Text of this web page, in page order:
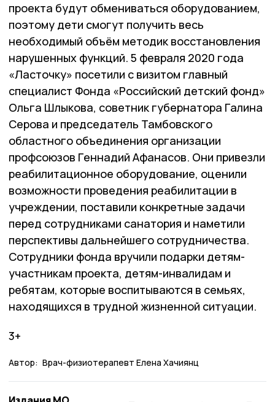
проекта будут обмениваться оборудованием,
поэтому дети смогут получить весь
необходимый объём методик восстановления
нарушенных функций. 5 февраля 2020 года
«Ласточку» посетили с визитом главный
специалист Фонда «Российский детский фонд»
Ольга Шлыкова, советник губернатора Галина
Серова и председатель Тамбовского
областного объединения организации
профсоюзов Геннадий Афанасов. Они привезли
реабилитационное оборудование, оценили
возможности проведения реабилитации в
учреждении, поставили конкретные задачи
перед сотрудниками санатория и наметили
перспективы дальнейшего сотрудничества.
Сотрудники фонда вручили подарки детям-
участникам проекта, детям-инвалидам и
ребятам, которые воспитываются в семьях,
находящихся в трудной жизненной ситуации.
3+
Автор: Врач-физиотерапевт Елена Хачиянц